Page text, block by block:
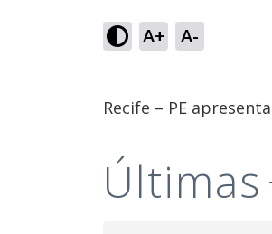
A+ A-
Recife – PE
Últimas